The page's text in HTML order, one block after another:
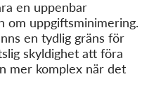
en uppenbar
om uppgiftsminimering.
en tydlig gräns för
skyldighet att föra
mer komplex när det